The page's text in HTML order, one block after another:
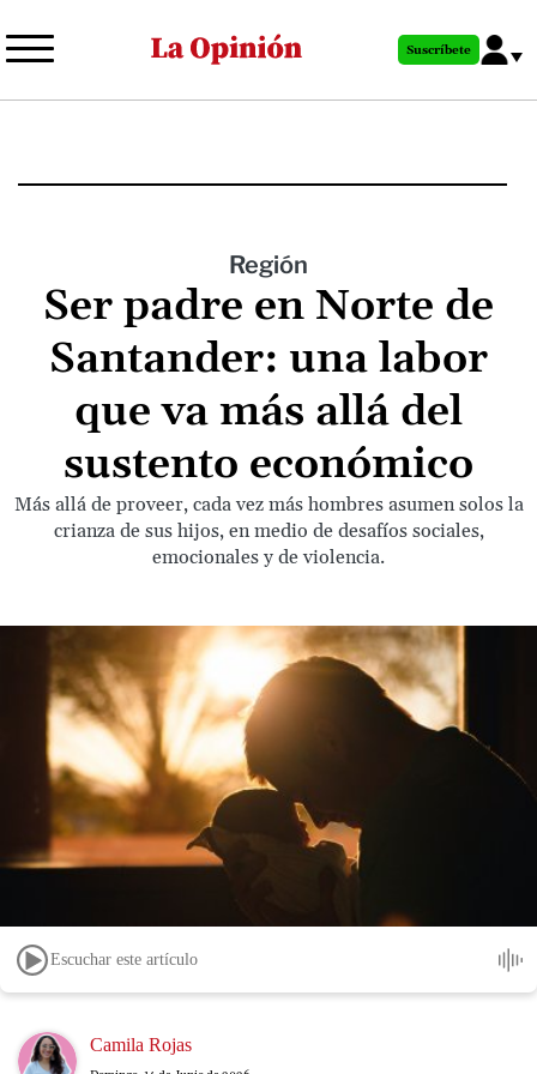
al
principal
Suscríbete
Región
Ser padre en Norte de
Santander: una labor
que va más allá del
sustento económico
Más allá de proveer, cada vez más hombres asumen solos la
crianza de sus hijos, en medio de desafíos sociales,
emocionales y de violencia.
Escuchar este artículo
Image Camila Rojas